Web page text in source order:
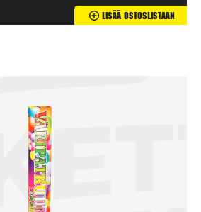
Lisää Ostoslistaan